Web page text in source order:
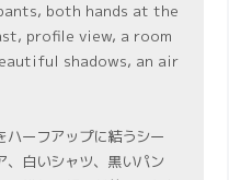
both hands at the
profile view, a room
shadows, an air
ハーフアップに結うシー
、白いシャツ、黒いパン